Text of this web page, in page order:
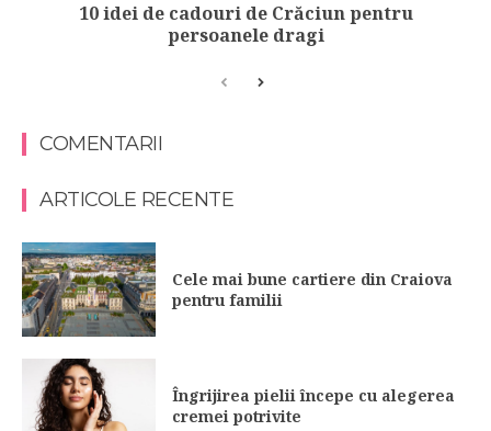
10 idei de cadouri de Crăciun pentru
persoanele dragi
COMENTARII
ARTICOLE RECENTE
Cele mai bune cartiere din Craiova
pentru familii
Îngrijirea pielii începe cu alegerea
cremei potrivite